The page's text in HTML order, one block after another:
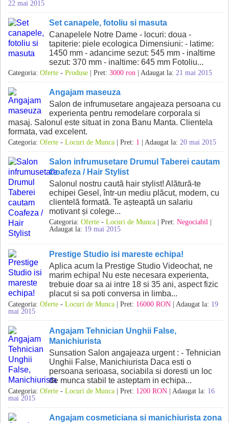
22 mai 2015
Set canapele, fotoliu si masuta
Canapelele Notre Dame - locuri: doua -
tapiterie: piele ecologica Dimensiuni: - latime:
1450 mm - adancime sezut: 545 mm - inaltime
sezut: 370 mm - inaltime: 645 mm Fotoliu...
Categoria: Oferte - Produse | Pret: 3000 ron | Adaugat la: 21 mai 2015
Angajam maseuza
Salon de infrumusetare angajeaza persoana cu
experienta pentru remodelare corporala si
masaj. Salonul este situat in zona Banu Manta. Clientela
formata, vad excelent.
Categoria: Oferte - Locuri de Munca | Pret: 1 | Adaugat la: 20 mai 2015
Salon infrumusetare Drumul Taberei cautam
Coafeza / Hair Stylist
Salonul nostru caută hair stylist! Alătură-te
echipei Gesel, într-un mediu plăcut, modern, cu
clientelă formată. Te așteaptă un salariu
motivant și colege...
Categoria: Oferte - Locuri de Munca | Pret: Negociabil
Adaugat la: 19 mai 2015
Prestige Studio isi mareste echipa!
Aplica acum la Prestige Studio Videochat, ne
marim echipa! Nu este necesara experienta,
trebuie doar sa ai intre 18 si 35 ani, aspect fizic
placut si sa poti conversa in limba...
Categoria: Oferte - Locuri de Munca | Pret: 16000 RON | Adaugat la: 19
mai 2015
Angajam Tehnician Unghii False,
Manichiurista
Sunsation Salon angajeaza urgent : - Tehnician
Unghii False, Manichiurista Daca esti o
persoana serioasa, sociabila si doresti un loc
de munca stabil te asteptam in echipa...
Categoria: Oferte - Locuri de Munca | Pret: 1200 RON | Adaugat la: 16
mai 2015
Angajam cosmeticiana si manichiurista zona